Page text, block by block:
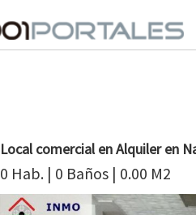
Local comercial en Alquiler en
0 Hab. | 0 Baños | 0.00 M2